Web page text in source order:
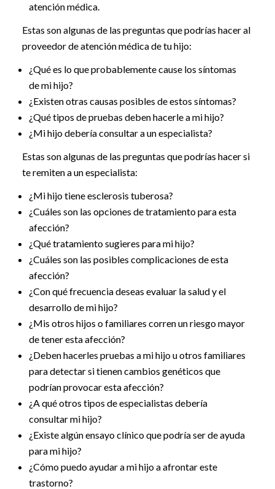
atención médica.
Estas son algunas de las preguntas que podrías hacer al
proveedor de atención médica de tu hijo:
¿Qué es lo que probablemente cause los síntomas
de mi hijo?
¿Existen otras causas posibles de estos síntomas?
¿Qué tipos de pruebas deben hacerle a mi hijo?
¿Mi hijo debería consultar a un especialista?
Estas son algunas de las preguntas que podrías hacer si
te remiten a un especialista:
¿Mi hijo tiene esclerosis tuberosa?
¿Cuáles son las opciones de tratamiento para esta
afección?
¿Qué tratamiento sugieres para mi hijo?
¿Cuáles son las posibles complicaciones de esta
afección?
¿Con qué frecuencia deseas evaluar la salud y el
desarrollo de mi hijo?
¿Mis otros hijos o familiares corren un riesgo mayor
de tener esta afección?
¿Deben hacerles pruebas a mi hijo u otros familiares
para detectar si tienen cambios genéticos que
podrían provocar esta afección?
¿A qué otros tipos de especialistas debería
consultar mi hijo?
¿Existe algún ensayo clínico que podría ser de ayuda
para mi hijo?
¿Cómo puedo ayudar a mi hijo a afrontar este
trastorno?